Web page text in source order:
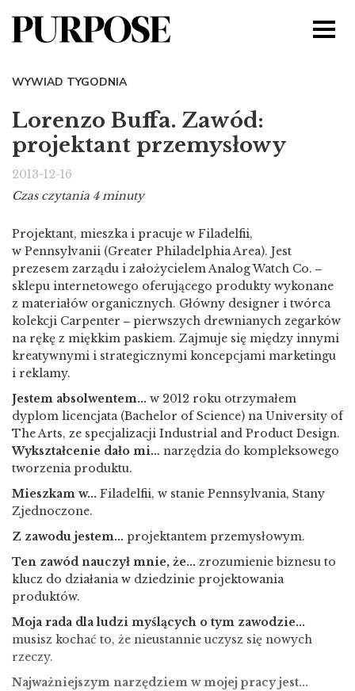
WYWIAD TYGODNIA
Lorenzo Buffa. Zawód:
projektant przemysłowy
2013-12-16
Czas czytania 4 minuty
Projektant, mieszka i pracuje w Filadelfii,
w Pennsylvanii (Greater Philadelphia Area). Jest
prezesem zarządu i założycielem Analog Watch Co. ‒
sklepu internetowego oferującego produkty wykonane
z materiałów organicznych. Główny designer i twórca
kolekcji Carpenter ‒ pierwszych drewnianych zegarków
na rękę z miękkim paskiem. Zajmuje się między innymi
kreatywnymi i strategicznymi koncepcjami marketingu
i reklamy.
Jestem absolwentem... w 2012 roku otrzymałem
dyplom licencjata (Bachelor of Science) na University of
The Arts, ze specjalizacji Industrial and Product Design.
Wykształcenie dało mi… narzędzia do kompleksowego
tworzenia produktu.
Mieszkam w... Filadelfii, w stanie Pennsylvania, Stany
Zjednoczone.
Z zawodu jestem... projektantem przemysłowym.
Ten zawód nauczył mnie, że... zrozumienie biznesu to
klucz do działania w dziedzinie projektowania
produktów.
Moja rada dla ludzi myślących o tym zawodzie...
musisz kochać to, że nieustannie uczysz się nowych
rzeczy.
Najważniejszym narzędziem w mojej pracy jest...